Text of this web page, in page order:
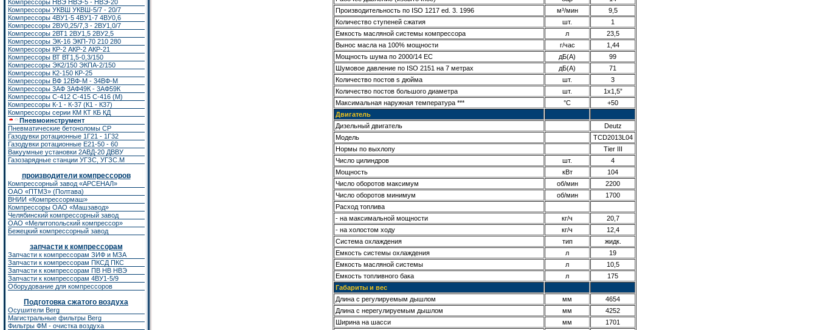
Компрессоры НВЭ НВЭ-5 - НВЭ-20
Компрессоры УКВШ УКВШ-5/7 - 20/7
Компрессоры 4ВУ1-5 4ВУ1-7 4ВУ0,6
Компрессоры 2ВУ0,25/7,3 - 2ВУ1,0/7
Компрессоры 2ВТ1 2ВУ1,5 2ВУ2,5
Компрессоры ЭК-16 ЭКП-70 210 280
Компрессоры КР-2 АКР-2 АКР-21
Компрессоры ВТ ВТ1,5-0,3/150
Компрессоры ЭК2/150 ЭКПА-2/150
Компрессоры К2-150 КР-25
Компрессоры ВФ 12ВФ-М - 34ВФ-М
Компрессоры 3АФ 3АФ49К - 3АФ59К
Компрессоры С-412 С-415 С-416 (М)
Компрессоры К-1 - К-37 (К1 - К37)
Компрессоры серии КМ КТ КБ КД
Пневмоинструмент
Пневматические бетоноломы CP
Газодувки ротационные 1Г21 - 1Г32
Газодувки ротационные Е21-50 - 60
Вакуумные установки 2АВД-20 ДВВУ
Газозарядные станции УГЗС, УГЗС.М
производители компрессоров
Компрессорный завод «АРСЕНАЛ»
ОАО «ПТМЗ» (Полтава)
ВНИИ «Компрессормаш»
Компрессоры ОАО «Машзавод»
Челябинский компрессорный завод
ОАО «Мелитопольский компрессор»
Бежецкий компрессорный завод
запчасти к компрессорам
Запчасти к компрессорам ЗИФи МЗА
Запчасти к компрессорам ПКСД ПКС
Запчасти к компрессорам ПВ НВ НВЭ
Запчасти к компрессорам 4ВУ1-5/9
Оборудование для компрессоров
Подготовка сжатого воздуха
Осушители Berg
Магистральные фильтры Berg
Фильтры ФМ - очистка воздуха
Производительность по ISO 1217 ed. 3. 1996
м³/мин
9,5
Количество ступеней сжатия
шт.
1
Емкость масляной системы компрессора
л
23,5
Вынос масла на 100% мощности
г/час
1,44
Мощность шума по 2000/14 ЕС
дБ(А)
99
Шумовое давление по ISO 2151 на 7 метрах
дБ(А)
71
Количество постов ѕ дюйма
шт.
3
Количество постов большого диаметра
шт.
1x1,5”
Максимальная наружная температура ***
°С
+50
Двигатель
Дизельный двигатель
Deutz
Модель
TCD2013L04
Нормы по выхлопу
Tier III
Число цилиндров
шт.
4
Мощность
кВт
104
Число оборотов максимум
об/мин
2200
Число оборотов минимум
об/мин
1700
Расход топлива
- на максимальной мощности
кг/ч
20,7
- на холостом ходу
кг/ч
12,4
Система охлаждения
тип
жидк.
Емкость системы охлаждения
л
19
Емкость масляной системы
л
10,5
Емкость топливного бака
л
175
Габариты и вес
Длина с регулируемым дышлом
мм
4654
Длина с нерегулируемым дышлом
мм
4252
Ширина на шасси
мм
1701